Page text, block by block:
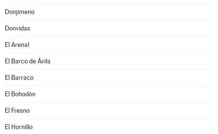
Donjimeno
Donvidas
El Arenal
El Barco de Ávila
El Barraco
El Bohodón
El Fresno
El Hornillo